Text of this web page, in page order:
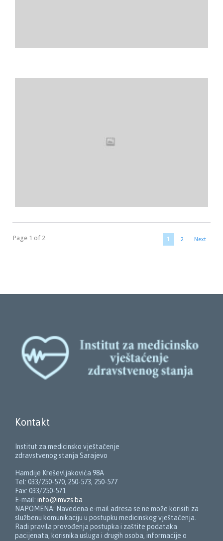
Page 1 of 2 1 2 Next
Kontakt
Institut za medicinsko vještačenje
zdravstvenog stanja Sarajevo
Hamdije Kreševljakovića 98A
Tel: 033/250-570, 250-573, 250-577
Fax: 033/250-571
E-mail: info@imvzs.ba
NAPOMENA: Navedena e-mail adresa se ne može korisiti za
službenu komunikaciju u postupku medicinskog vještačenja.
Radi pravila provođenja postupka i zaštite podataka
pacijenata, korisnika usluga i drugih osoba, informacije o